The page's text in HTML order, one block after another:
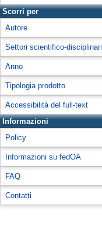
Scorri per
Autore
Settori scientifico-disciplinari
Anno
Tipologia prodotto
Accessibilità del full-text
Informazioni
Policy
Informazioni su fedOA
FAQ
Contatti